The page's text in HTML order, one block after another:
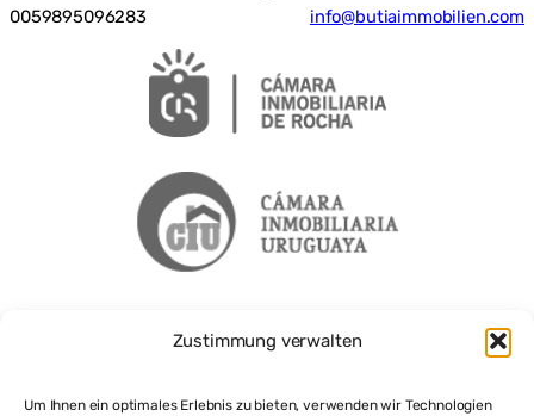
Zustimmung verwalten
Um Ihnen ein optimales Erlebnis zu bieten, verwenden wir Technologien
0059895096283
info@butiaimmobilien.com